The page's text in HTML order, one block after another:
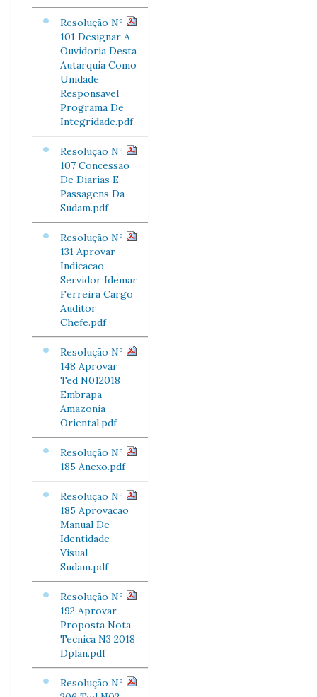
Resolução Nº
101 Designar A
Ouvidoria Desta
Autarquia Como
Unidade
Responsavel
Programa De
Integridade.pdf
Resolução Nº
107 Concessao
De Diarias E
Passagens Da
Sudam.pdf
Resolução Nº
131 Aprovar
Indicacao
Servidor Idemar
Ferreira Cargo
Auditor
Chefe.pdf
Resolução Nº
148 Aprovar
Ted N012018
Embrapa
Amazonia
Oriental.pdf
Resolução Nº
185 Anexo.pdf
Resolução Nº
185 Aprovacao
Manual De
Identidade
Visual
Sudam.pdf
Resolução Nº
192 Aprovar
Proposta Nota
Tecnica N3 2018
Dplan.pdf
Resolução Nº